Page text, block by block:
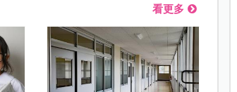
看更多